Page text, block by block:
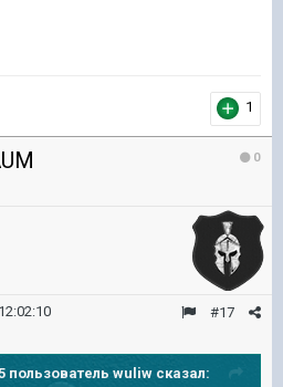
1
0
#17
пользователь wuliw сказал: